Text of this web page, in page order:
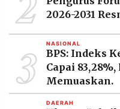
PT.
RESOLUSI
MEDIA
PRAMUDITA
2026-2031
3 NASIONAL
BPS: Indeks
Capai
Memuaskan.
DAERAH